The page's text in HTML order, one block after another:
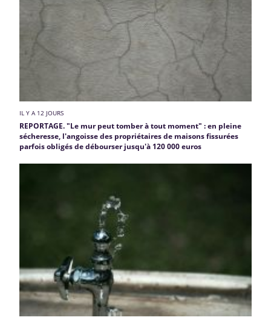
IL Y A 12 JOURS
REPORTAGE. "Le mur peut tomber à tout moment" : en pleine
sécheresse, l'angoisse des propriétaires de maisons fissurées
parfois obligés de débourser jusqu'à 120 000 euros